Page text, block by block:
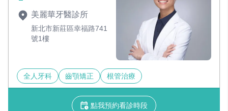
美麗華牙醫診所
新北市新莊區幸福路741
號1樓
全人牙科 齒顎矯正 根管治療
點我預約看診時段